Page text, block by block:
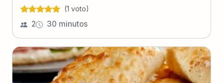
(1 voto)
2 30 minutos